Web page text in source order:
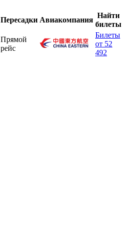
Пересадки Авиакомпания
Найти
билеты
Прямой
рейс
Билеты
от 52
492